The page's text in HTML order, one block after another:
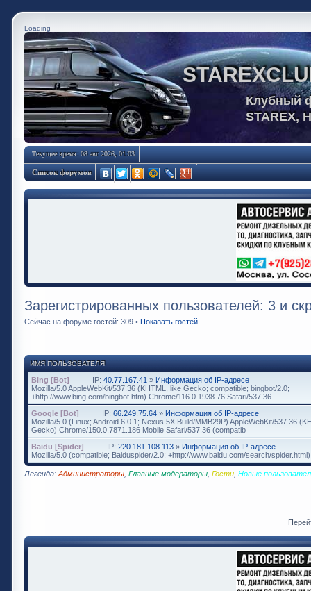
Loading
Клубный
STAREX,
Текущее время: 08 авг 2026, 01:03
Список форумов
Зарегистрированных пользователей: 3 и
Сейчас на форуме гостей: 309 • Показать гостей
ИМЯ ПОЛЬЗОВАТЕЛЯ
Bing [Bot] IP: 40.77.167.41 » Информация об IP-адресе
Mozilla/5.0 AppleWebKit/537.36 (KHTML, like Gecko; compatible; bingbot/2.0;
+http://www.bing.com/bingbot.htm) Chrome/116.0.1938.76 Safari/537.36
Google [Bot]
IP: 66.249.75.64 » Информация об IP-адресе
Mozilla/5.0 (Linux; Android 6.0.1; Nexus 5X Build/MMB29P) AppleWebKit/537.36
Gecko) Chrome/150.0.7871.186 Mobile Safari/537.36 (compatib
Baidu [Spider]
IP: 220.181.108.113 » Информация об IP-адресе
Mozilla/5.0 (compatible; Baiduspider/2.0; +http://www.baidu.com/search/spider.html)
Легенда: Администраторы Главные модераторы Гости Новые